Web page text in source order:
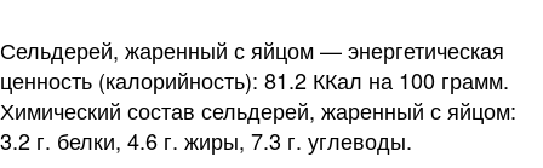
Сельдерей, жаренный с яйцом — энергетическая
ценность (калорийность): 81.2 ККал на 100 грамм.
Химический состав сельдерей, жаренный с яйцом:
3.2 г. белки, 4.6 г. жиры, 7.3 г. углеводы.